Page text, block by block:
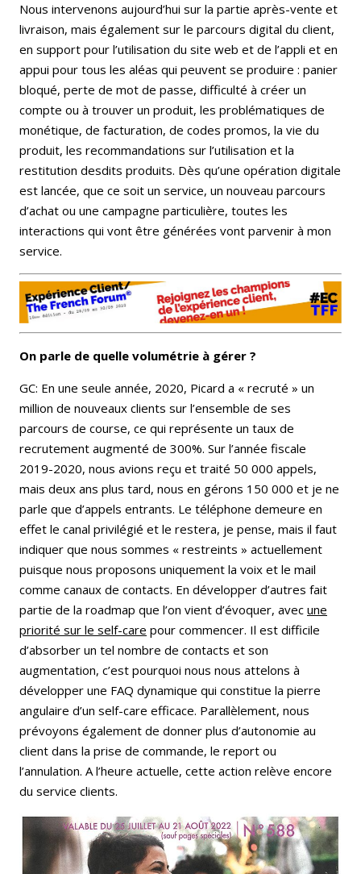
Nous intervenons aujourd’hui sur la partie après-vente et
livraison, mais également sur le parcours digital du client,
en support pour l’utilisation du site web et de l’appli et en
appui pour tous les aléas qui peuvent se produire : panier
bloqué, perte de mot de passe, difficulté à créer un
compte ou à trouver un produit, les problématiques de
monétique, de facturation, de codes promos, la vie du
produit, les recommandations sur l’utilisation et la
restitution desdits produits. Dès qu’une opération digitale
est lancée, que ce soit un service, un nouveau parcours
d’achat ou une campagne particulière, toutes les
interactions qui vont être générées vont parvenir à mon
service.
On parle de quelle volumétrie à gérer ?
GC: En une seule année, 2020, Picard a « recruté » un
million de nouveaux clients sur l’ensemble de ses
parcours de course, ce qui représente un taux de
recrutement augmenté de 300%. Sur l’année fiscale
2019-2020, nous avions reçu et traité 50 000 appels,
mais deux ans plus tard, nous en gérons 150 000 et je ne
parle que d’appels entrants. Le téléphone demeure en
effet le canal privilégié et le restera, je pense, mais il faut
indiquer que nous sommes « restreints » actuellement
puisque nous proposons uniquement la voix et le mail
comme canaux de contacts. En développer d’autres fait
partie de la roadmap que l’on vient d’évoquer, avec une
priorité sur le self-care pour commencer. Il est difficile
d’absorber un tel nombre de contacts et son
augmentation, c’est pourquoi nous nous attelons à
développer une FAQ dynamique qui constitue la pierre
angulaire d’un self-care efficace. Parallèlement, nous
prévoyons également de donner plus d’autonomie au
client dans la prise de commande, le report ou
l’annulation. A l’heure actuelle, cette action relève encore
du service clients.